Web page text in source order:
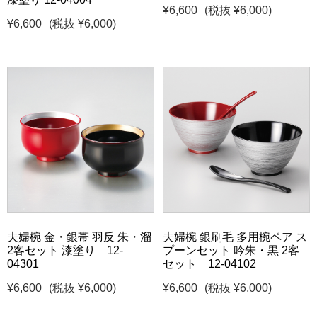
¥6,600
(税抜 ¥6,000)
¥6,600 (税抜 ¥6,000)
夫婦椀 金・銀帯 羽反 朱・溜
2客セット 漆塗り 12-
04301
¥6,600
(税抜 ¥6,000)
夫婦椀 銀刷毛 多用椀ペア ス
プーンセット 吟朱・黒 2客
セット 12-04102
¥6,600
(税抜 ¥6,000)